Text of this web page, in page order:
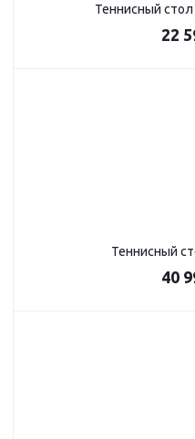
Теннисный стол
22
Теннисный
40